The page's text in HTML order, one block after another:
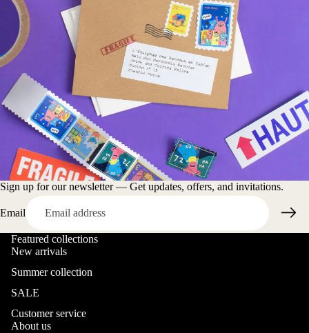
Sign up for our newsletter — Get updates, offers, and invitations.
Email
Featured collections
New arrivals
Summer collection
SALE
Customer service
About us